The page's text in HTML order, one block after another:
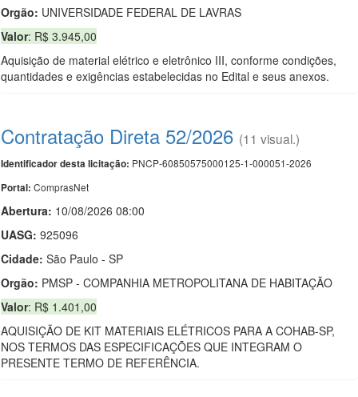
Orgão: UNIVERSIDADE FEDERAL DE LAVRAS
Valor: R$ 3.945,00
Aquisição de material elétrico e eletrônico III, conforme condições,
quantidades e exigências estabelecidas no Edital e seus anexos.
Contratação Direta 52/2026 (11 visual.)
Identificador desta licitação: PNCP-60850575000125-1-000051-2026
Portal: ComprasNet
Abertura: 10/08/2026 08:00
UASG: 925096
Cidade: São Paulo - SP
Orgão: PMSP - COMPANHIA METROPOLITANA DE HABITAÇÃO
Valor: R$ 1.401,00
AQUISIÇÃO DE KIT MATERIAIS ELÉTRICOS PARA A COHAB-SP,
NOS TERMOS DAS ESPECIFICAÇÕES QUE INTEGRAM O
PRESENTE TERMO DE REFERÊNCIA.